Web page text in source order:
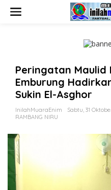
Peringatan Maulid
Emburung
Sukin El-Asghor
InilahMuaraEnim
Sabtu, 31
RAMBANG NIRU